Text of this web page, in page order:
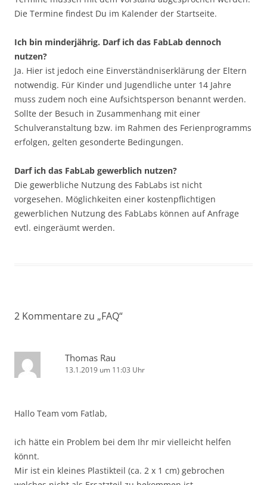
Die Termine findest Du im Kalender der Startseite.
Ich bin minderjährig. Darf ich das FabLab dennoch
nutzen?
Ja. Hier ist jedoch eine Einverständniserklärung der Eltern
notwendig. Für Kinder und Jugendliche unter 14 Jahre
muss zudem noch eine Aufsichtsperson benannt werden.
Sollte der Besuch in Zusammenhang mit einer
Schulveranstaltung bzw. im Rahmen des Ferienprogramms
erfolgen, gelten gesonderte Bedingungen.
Darf ich das FabLab gewerblich nutzen?
Die gewerbliche Nutzung des FabLabs ist nicht
vorgesehen. Möglichkeiten einer kostenpflichtigen
gewerblichen Nutzung des FabLabs können auf Anfrage
evtl. eingeräumt werden.
2 Kommentare zu „FAQ“
Thomas Rau
13.1.2019 um 11:03 Uhr
Hallo Team vom Fatlab,
ich hätte ein Problem bei dem Ihr mir vielleicht helfen
könnt.
Mir ist ein kleines Plastikteil (ca. 2 x 1 cm) gebrochen